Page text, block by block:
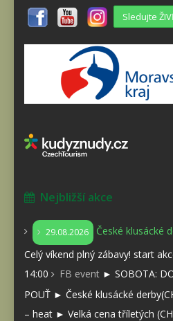
Sledujte
Nejbližší akce
29.08.2026
České klusácké
Celý víkend plný zábavy! start
14:00
FB event ► SOBOTA:
POUŤ ► České klusácké
– heat ► Velká cena tříletých